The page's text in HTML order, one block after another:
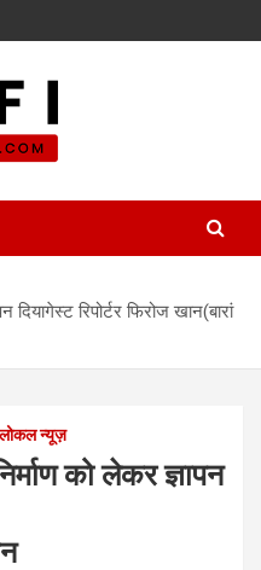
रिपोर्टर फिरोज खान(बारां
लोकल न्यूज़
को लेकर ज्ञापन